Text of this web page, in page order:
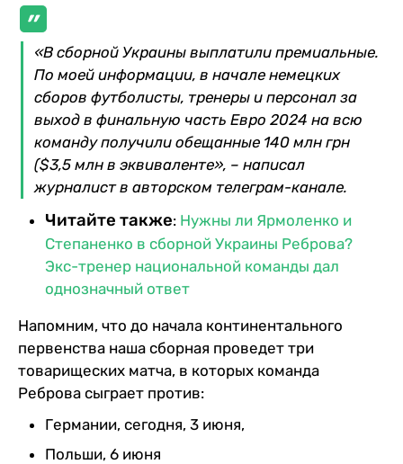
«В сборной Украины выплатили премиальные.
По моей информации, в начале немецких
сборов футболисты, тренеры и персонал за
выход в финальную часть Евро 2024 на всю
команду получили обещанные 140 млн грн
($3,5 млн в эквиваленте», – написал
журналист в авторском телеграм-канале.
Читайте также: Нужны ли Ярмоленко и
Степаненко в сборной Украины Реброва?
Экс-тренер национальной команды дал
однозначный ответ
Напомним, что до начала континентального
первенства наша сборная проведет три
товарищеских матча, в которых команда
Реброва сыграет против:
Германии, сегодня, 3 июня,
Польши, 6 июня